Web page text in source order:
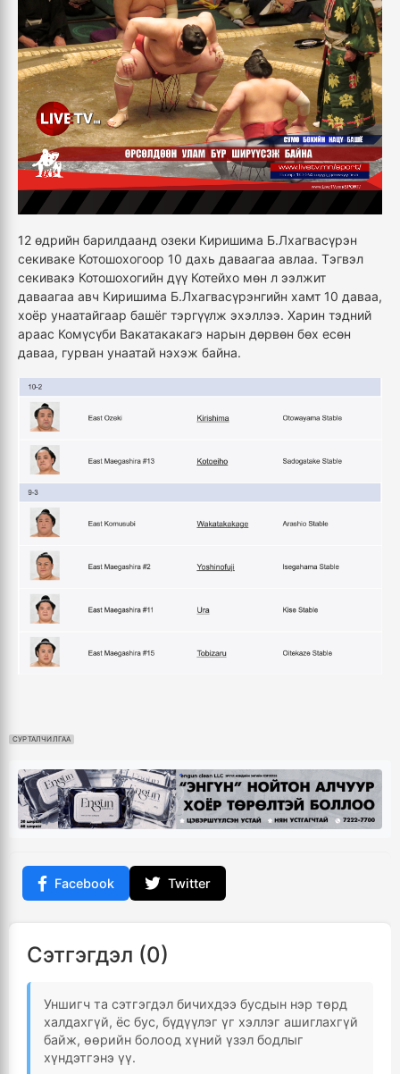
12 өдрийн барилдаанд озеки Киришима Б.Лхагвасүрэн
секиваке Котошохогоор 10 дахь даваагаа авлаа. Тэгвэл
секивакэ Котошохогийн дүү Котейхо мөн л ээлжит
даваагаа авч Киришима Б.Лхагвасүрэнгийн хамт 10 даваа,
хоёр унаатайгаар башёг тэргүүлж эхэллээ. Харин тэдний
араас Комүсүби Вакатакакагэ нарын дөрвөн бөх есөн
даваа, гурван унаатай нэхэж байна.
СУРТАЛЧИЛГАА
Facebook Twitter
Сэтгэгдэл (0)
Уншигч та сэтгэгдэл бичихдээ бусдын нэр төрд
халдахгүй, ёс бус, бүдүүлэг үг хэллэг ашиглахгүй
байж, өөрийн болоод хүний үзэл бодлыг
хүндэтгэнэ үү.